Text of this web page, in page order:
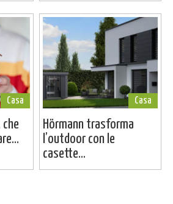
Casa Casa
Hörmann trasforma
l’outdoor con le
casette...